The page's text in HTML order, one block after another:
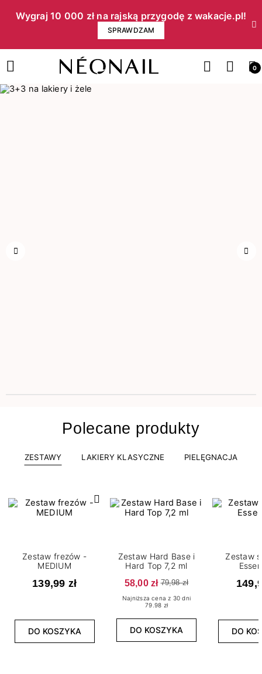
Wygraj 10 000 zł na rajską przygodę z wakacje.pl!​
SPRAWDZAM
0
Polecane produkty
ZESTAWY LAKIERY KLASYCZNE PIELĘGNACJA
Zestaw frezów -
MEDIUM
139,99 zł
DO KOSZYKA
Zestaw Hard Base i
Hard Top 7,2 ml
58,00 zł 79,98 zł
Najniższa cena z 30 dni
79.98 zł
DO KOSZYKA
Zestaw
DO